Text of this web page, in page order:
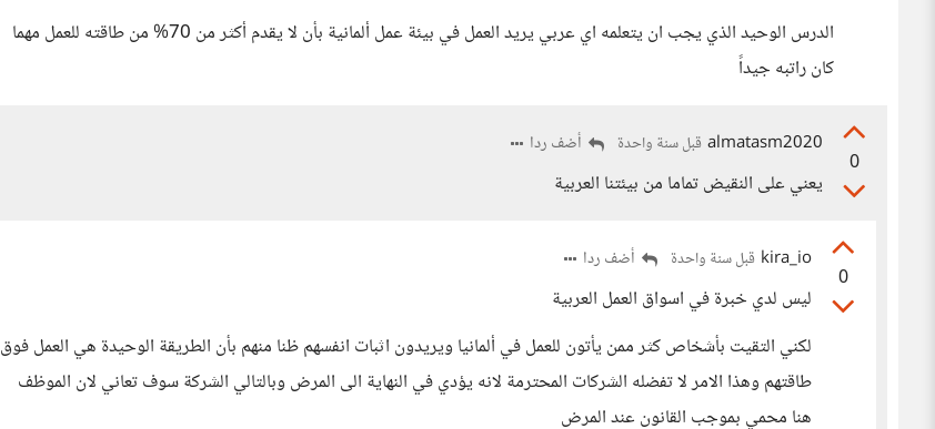
الدرس الوحيد الذي يجب ان يتعلمه اي عربي يريد العمل في بيئة عمل ألمانية بأن لا يقدم أكثر من 70% من طاقته للعمل مهما
كان راتبه جيداً
0
almatasm2020 قبل سنة واحدة أضف ردا
يعني على النقيض تماما من بيئتنا العربية
0
kira_io قبل سنة واحدة أضف ردا
ليس لدي خبرة في اسواق العمل العربية
لكني التقيت بأشخاص كثر ممن يأتون للعمل في ألمانيا ويريدون اثبات انفسهم ظنا منهم بأن الطريقة الوحيدة هي العمل فوق
طاقتهم وهذا الامر لا تفضله الشركات المحترمة لانه يؤدي في النهاية الى المرض وبالتالي الشركة سوف تعاني لان الموظف
هنا محمي بموجب القانون عند المرض